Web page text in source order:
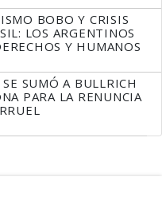
BOBO Y CRISIS
LOS ARGENTINOS
Y HUMANOS
SUMÓ A BULLRICH
PARA LA RENUNCIA